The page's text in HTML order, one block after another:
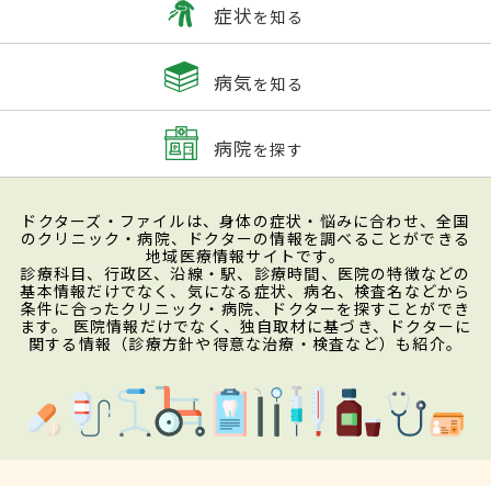
症状を知る
病気を知る
病院を探す
ドクターズ・ファイルは、身体の症状・悩みに合わせ、全国
のクリニック・病院、ドクターの情報を調べることができる
地域医療情報サイトです。
診療科目、行政区、沿線・駅、診療時間、医院の特徴などの
基本情報だけでなく、気になる症状、病名、検査名などから
条件に合ったクリニック・病院、ドクターを探すことができ
ます。 医院情報だけでなく、独自取材に基づき、ドクターに
関する情報（診療方針や得意な治療・検査など）も紹介。